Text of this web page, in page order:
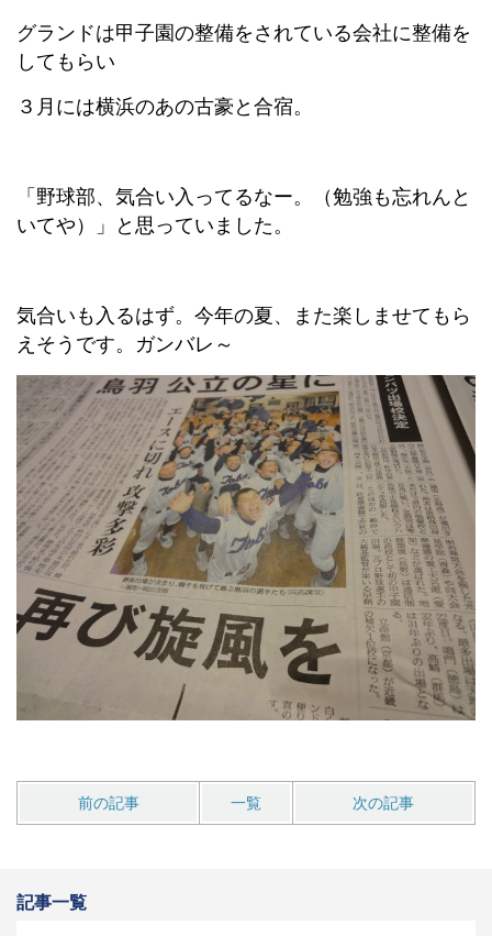
グランドは甲子園の整備をされている会社に整備を
してもらい
３月には横浜のあの古豪と合宿。
「野球部、気合い入ってるなー。（勉強も忘れんと
いてや）」と思っていました。
気合いも入るはず。今年の夏、また楽しませてもら
えそうです。ガンバレ～
前の記事 一覧 次の記事
記事一覧